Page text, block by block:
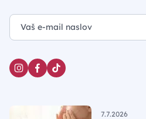
7.7.2026